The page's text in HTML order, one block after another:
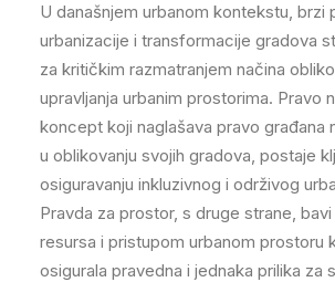
U današnjem urbanom kontekstu, brzi
urbanizacije i transformacije gradova
za kritičkim razmatranjem načina
upravljanja urbanim prostorima. Pravo
koncept koji naglašava pravo građana
u oblikovanju svojih gradova, postaje
osiguravanju inkluzivnog i održivog
Pravda za prostor, s druge strane,
resursa i pristupom urbanom prostoru
osigurala pravedna i jednaka prilika za